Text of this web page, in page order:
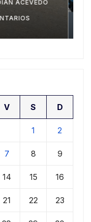
ACEVEDO
V S D
1 2
7 8 9
14 15 16
21 22 23